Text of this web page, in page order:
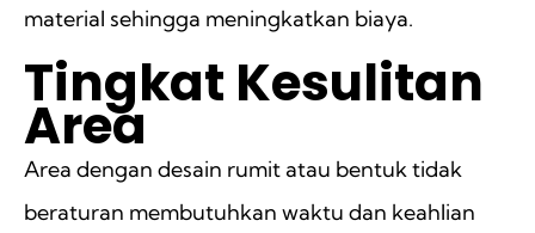
material sehingga meningkatkan biaya.
Tingkat Kesulitan
Area
Area dengan desain rumit atau bentuk tidak
beraturan membutuhkan waktu dan keahlian